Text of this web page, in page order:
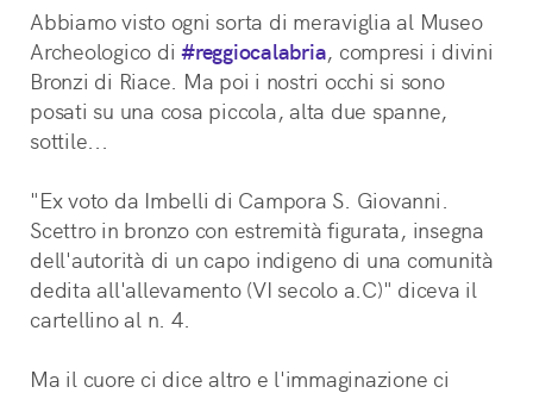
Abbiamo visto ogni sorta di meraviglia al Museo
Archeologico di #reggiocalabria, compresi i divini
Bronzi di Riace. Ma poi i nostri occhi si sono
posati su una cosa piccola, alta due spanne,
sottile...
"Ex voto da Imbelli di Campora S. Giovanni.
Scettro in bronzo con estremità figurata, insegna
dell'autorità di un capo indigeno di una comunità
dedita all'allevamento (VI secolo a.C)" diceva il
cartellino al n. 4.
Ma il cuore ci dice altro e l'immaginazione ci